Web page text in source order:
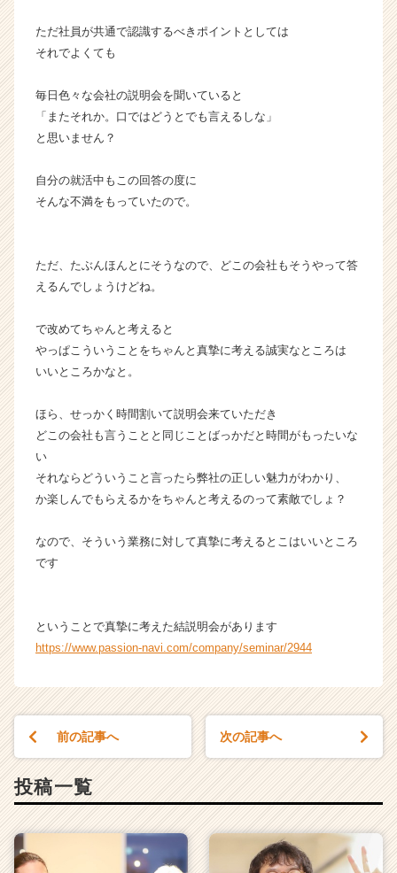
r）
ただ社員が共通で認識するべきポイントとしては
それでよくても
毎日色々な会社の説明会を聞いていると
「またそれか。口ではどうとでも言えるしな」
と思いません？
自分の就活中もこの回答の度に
そんな不満をもっていたので。
ただ、たぶんほんとにそうなので、どこの会社もそうやって答
えるんでしょうけどね。
で改めてちゃんと考えると
やっぱこういうことをちゃんと真摯に考える誠実なところは
いいところかなと。
ほら、せっかく時間割いて説明会来ていただき
どこの会社も言うことと同じことばっかだと時間がもったいな
い
それならどういうこと言ったら弊社の正しい魅力がわかり、
か楽しんでもらえるかをちゃんと考えるのって素敵でしょ？
なので、そういう業務に対して真摯に考えるとこはいいところ
です
ということで真摯に考えた結説明会があります
https://www.passion-navi.com/company/seminar/2944
前の記事へ 次の記事へ
投稿一覧